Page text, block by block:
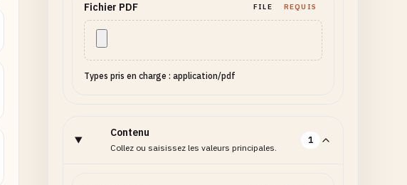
Fichier PDF FILE REQUIS
Types pris en charge : application/pdf
Contenu
Collez ou saisissez les valeurs principales.
1